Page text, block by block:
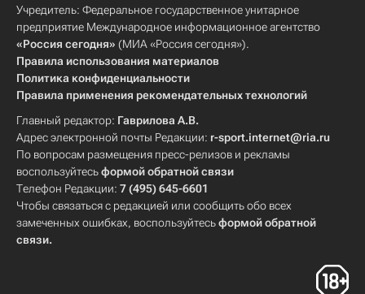
Учредитель: Федеральное государственное унитарное
предприятие Международное информационное агентство
«Россия сегодня» (МИА «Россия сегодня»).
Правила использования материалов
Политика конфиденциальности
Правила применения рекомендательных технологий
Главный редактор: Гаврилова А.В.
Адрес электронной почты Редакции: r-sport.internet@ria.ru
По вопросам размещения пресс-релизов и рекламы
воспользуйтесьформой обратной связи
Телефон Редакции: 7 (495) 645-6601
Чтобы связаться с редакцией или сообщить обо всех
замеченных ошибках, воспользуйтесьформой обратной
связи.